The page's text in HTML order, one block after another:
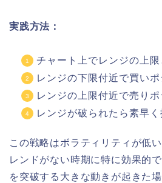
実践方法：
チャート上でレンジの上
レンジの下限付近で買い
レンジの上限付近で売り
レンジが破られたら素早く
この戦略はボラティリティが低
レンドがない時期に特に効果的
を突破する大きな動きが起きた